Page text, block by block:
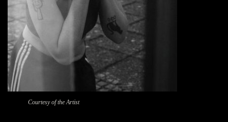
Courtesy of the Artist